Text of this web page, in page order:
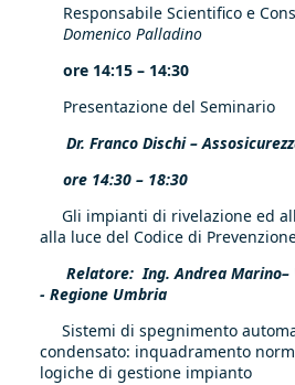
Responsabile Scientifico e
Domenico Palladino
ore 14:15 – 14:30
Presentazione del Seminario
Dr. Franco Dischi –
ore 14:30 – 18:30
Gli impianti di rivelazione ed
alla luce del Codice di
Relatore: Ing. Andrea Marino–
- Regione Umbria
Sistemi di spegnimento
condensato: inquadramento
logiche di gestione impianto